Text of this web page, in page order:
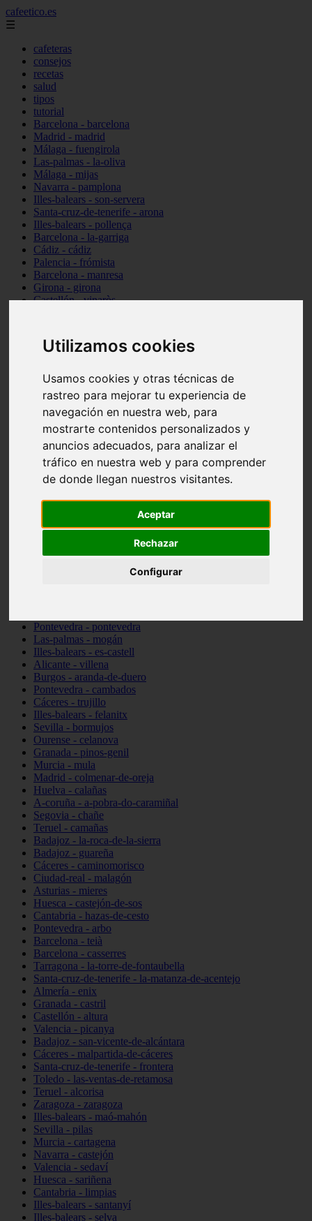
Utilizamos cookies
Usamos cookies y otras técnicas de
rastreo para mejorar tu experiencia de
navegación en nuestra web, para
mostrarte contenidos personalizados y
anuncios adecuados, para analizar el
tráfico en nuestra web y para comprender
de donde llegan nuestros visitantes.
Aceptar
Rechazar
Configurar
cafeetico.es
☰
cafeteras
consejos
recetas
salud
tipos
tutorial
Barcelona - barcelona
Madrid - madrid
Málaga - fuengirola
Las-palmas - la-oliva
Málaga - mijas
Navarra - pamplona
Illes-balears - son-servera
Santa-cruz-de-tenerife - arona
Illes-balears - pollença
Barcelona - la-garriga
Cádiz - cádiz
Palencia - frómista
Barcelona - manresa
Girona - girona
Castellón - vinaròs
Málaga - nerja
Girona - blanes
Málaga - marbella
Asturias - gijón
Girona - figueres
Alicante - santa-pola
Almería - roquetas-de-mar
Girona - tossa-de-mar
Barcelona - sant-cugat-del-vallès
Alicante - l39alfàs-del-pi
Barcelona - vilanova-i-la-geltrú
Castellón - peñíscola
Illes-balears - sant-josep-de-sa-talaia
Pontevedra - pontevedra
Las-palmas - mogán
Illes-balears - es-castell
Alicante - villena
Burgos - aranda-de-duero
Pontevedra - cambados
Cáceres - trujillo
Illes-balears - felanitx
Sevilla - bormujos
Ourense - celanova
Granada - pinos-genil
Murcia - mula
Madrid - colmenar-de-oreja
Huelva - calañas
A-coruña - a-pobra-do-caramiñal
Segovia - chañe
Teruel - camañas
Badajoz - la-roca-de-la-sierra
Badajoz - guareña
Cáceres - caminomorisco
Ciudad-real - malagón
Asturias - mieres
Huesca - castejón-de-sos
Cantabria - hazas-de-cesto
Pontevedra - arbo
Barcelona - teià
Barcelona - casserres
Tarragona - la-torre-de-fontaubella
Santa-cruz-de-tenerife - la-matanza-de-acentejo
Almería - enix
Granada - castril
Castellón - altura
Valencia - picanya
Badajoz - san-vicente-de-alcántara
Cáceres - malpartida-de-cáceres
Santa-cruz-de-tenerife - frontera
Toledo - las-ventas-de-retamosa
Teruel - alcorisa
Zaragoza - zaragoza
Illes-balears - maó-mahón
Sevilla - pilas
Murcia - cartagena
Navarra - castejón
Valencia - sedaví
Huesca - sariñena
Cantabria - limpias
Illes-balears - santanyí
Illes-balears - selva